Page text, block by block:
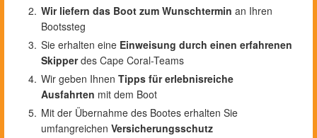
Wir liefern das Boot zum Wunschtermin an Ihren
Bootssteg
Sie erhalten eine Einweisung durch einen erfahrenen
Skipperdes Cape Coral-Teams
Wir geben Ihnen Tipps für erlebnisreiche
Ausfahrten mit dem Boot
Mit der Übernahme des Bootes erhalten Sie
umfangreichen Versicherungsschutz